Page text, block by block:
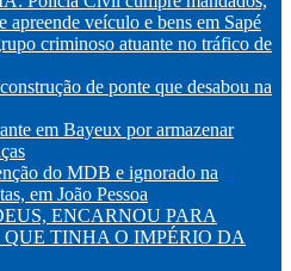
apreende veículo e bens em Sapé
criminoso atuante no tráfico de
de ponte que desabou na
em Bayeux por armazenar
do MDB e ignorado na
em João Pessoa
ENCARNOU PARA
TINHA O IMPÉRIO DA